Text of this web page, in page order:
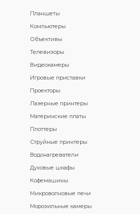
Планшеты
Компьютеры
Объективы
Телевизоры
Видеокамеры
Игровые приставки
Проекторы
Лазерные принтеры
Материнские платы
Плоттеры
Струйные принтеры
Водонагреватели
Духовые шкафы
Кофемашины
Микроволновые печи
Морозильные камеры